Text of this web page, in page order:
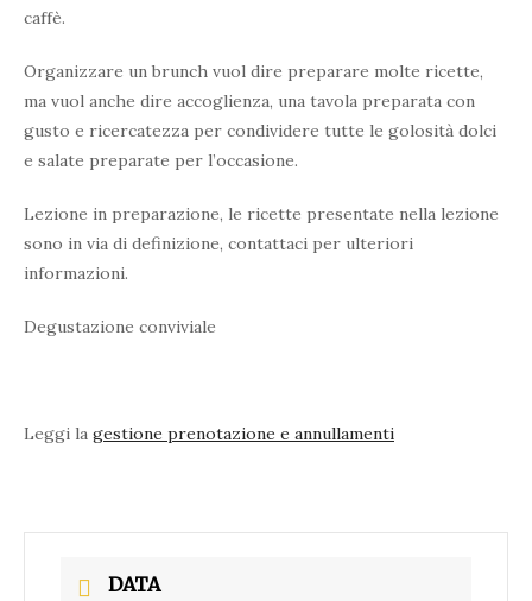
caffè.
Organizzare un brunch vuol dire preparare molte ricette,
ma vuol anche dire accoglienza, una tavola preparata con
gusto e ricercatezza per condividere tutte le golosità dolci
e salate preparate per l’occasione.
Lezione in preparazione, le ricette presentate nella lezione
sono in via di definizione, contattaci per ulteriori
informazioni.
Degustazione conviviale
Leggi la gestione prenotazione e annullamenti
DATA